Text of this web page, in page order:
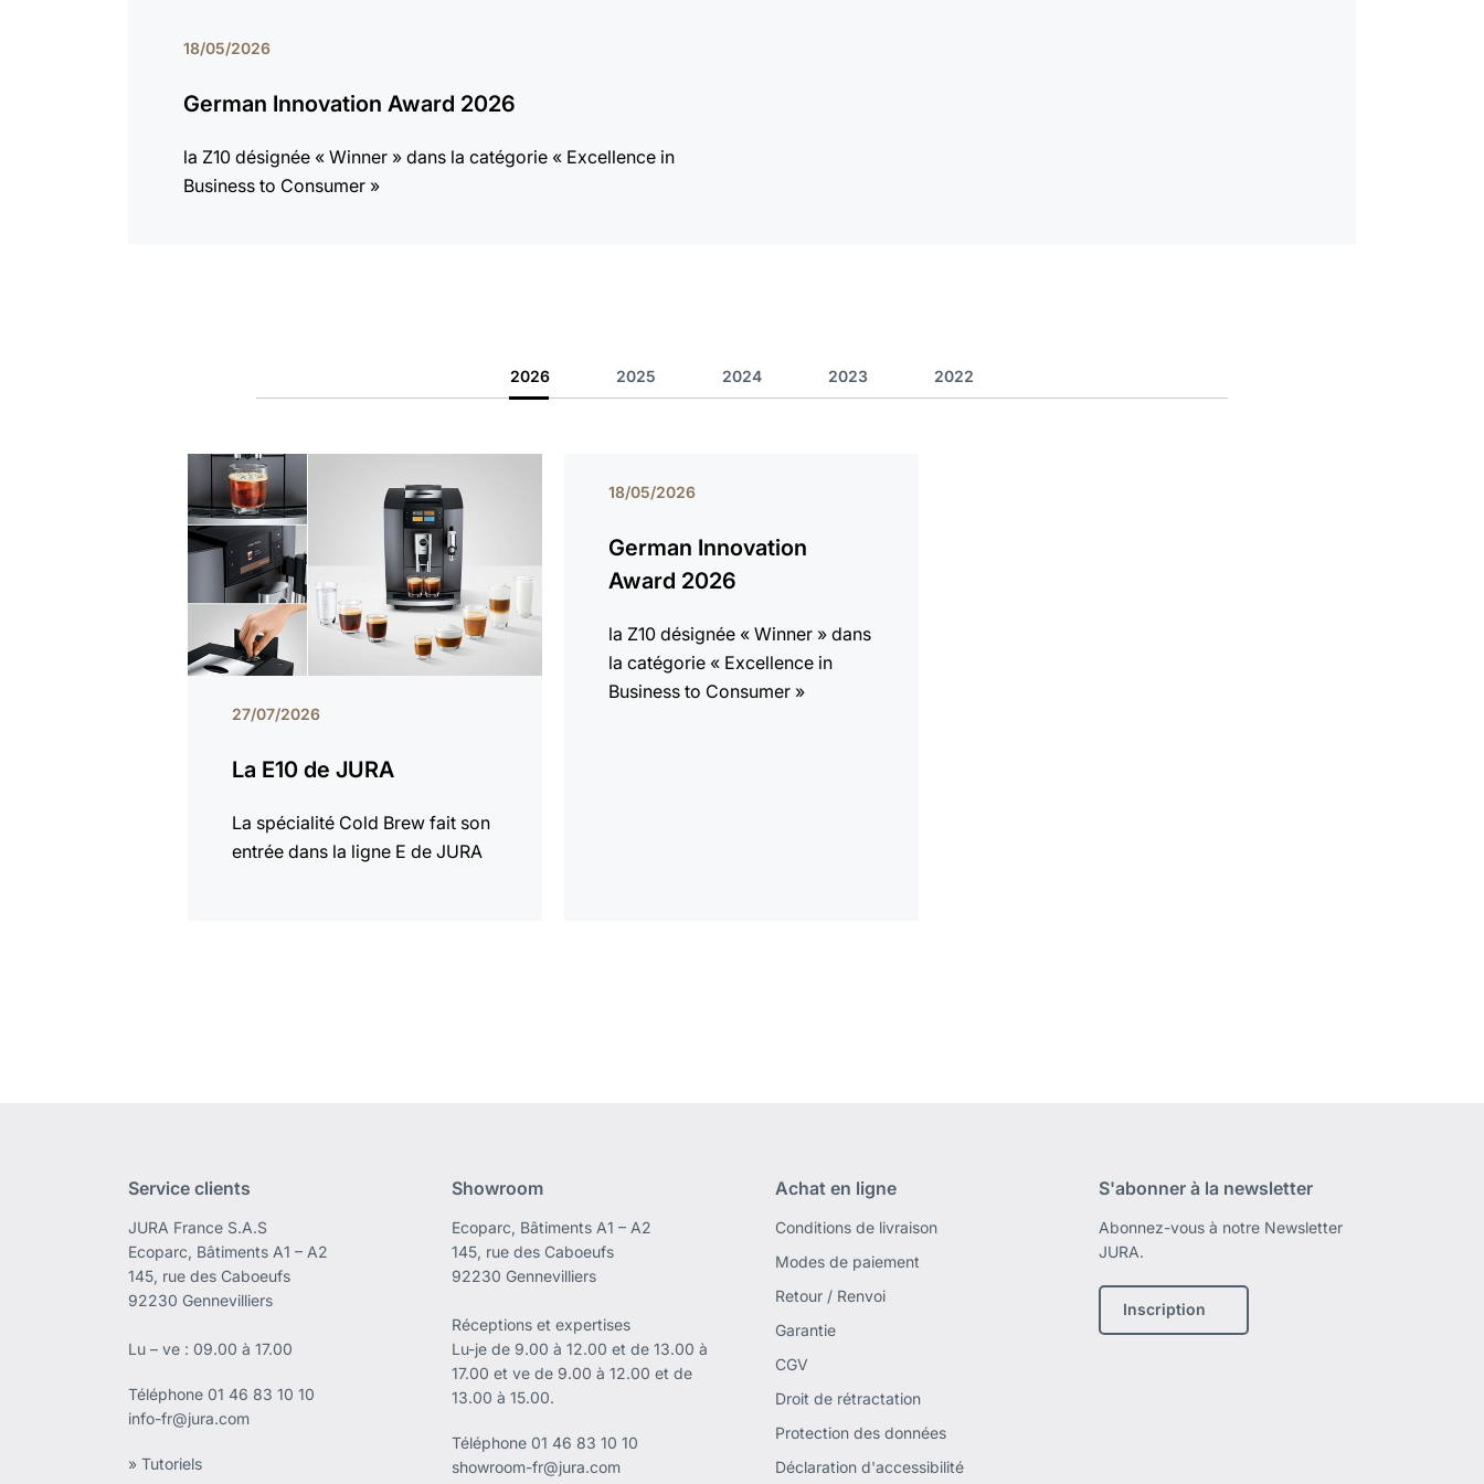
18/05/2026
German Innovation Award 2026
la Z10 désignée « Winner » dans la catégorie « Excellence in
Business to Consumer »
2026 2025 2024 2023 2022
27/07/2026
La E10 de JURA
La spécialité Cold Brew fait son
entrée dans la ligne E de JURA
18/05/2026
German Innovation
Award 2026
la Z10 désignée « Winner » dans
la catégorie « Excellence in
Business to Consumer »
Service clients
JURA France S.A.S
Ecoparc, Bâtiments A1 – A2
145, rue des Caboeufs
92230 Gennevilliers
Lu – ve : 09.00 à 17.00
Téléphone 01 46 83 10 10
info-fr@jura.com
» Tutoriels
Showroom
Ecoparc, Bâtiments A1 – A2
145, rue des Caboeufs
92230 Gennevilliers
Réceptions et expertises
Lu-je de 9.00 à 12.00 et de 13.00 à
17.00 et ve de 9.00 à 12.00 et de
13.00 à 15.00.
Téléphone 01 46 83 10 10
showroom-fr@jura.com
Achat en ligne
Conditions de livraison
Modes de paiement
Retour / Renvoi
Garantie
CGV
Droit de rétractation
Protection des données
Déclaration d'accessibilité
S'abonner à la newsletter
Abonnez-vous à notre Newsletter
JURA.
Inscription